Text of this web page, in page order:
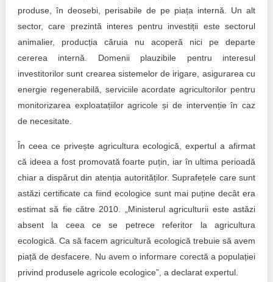
produse, în deosebi, perisabile de pe piața internă. Un alt
sector, care prezintă interes pentru investiții este sectorul
animalier, producția căruia nu acoperă nici pe departe
cererea internă. Domenii plauzibile pentru interesul
investitorilor sunt crearea sistemelor de irigare, asigurarea cu
energie regenerabilă, serviciile acordate agricultorilor pentru
monitorizarea exploatațiilor agricole și de intervenție în caz
de necesitate.
În ceea ce privește agricultura ecologică, expertul a afirmat
că ideea a fost promovată foarte puțin, iar în ultima perioadă
chiar a dispărut din atenția autorităților. Suprafețele care sunt
astăzi certificate ca fiind ecologice sunt mai puține decât era
estimat să fie către 2010. „Ministerul agriculturii este astăzi
absent la ceea ce se petrece referitor la agricultura
ecologică. Ca să facem agricultură ecologică trebuie să avem
piață de desfacere. Nu avem o informare corectă a populației
privind produsele agricole ecologice”, a declarat expertul.